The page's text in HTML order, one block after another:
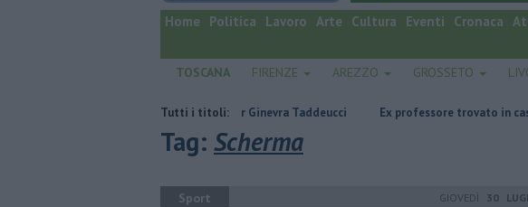
Home Politica Lavoro Arte Cultura Eventi Cronaca
TOSCANA FIRENZE AREZZO GROSSETO
Tutti i titoli:
Due ori nella Senna per Ginevra Taddeucci Ex professore trovato in casa senza vita, è
Tag: Scherma
Sport GIOVEDÌ 30